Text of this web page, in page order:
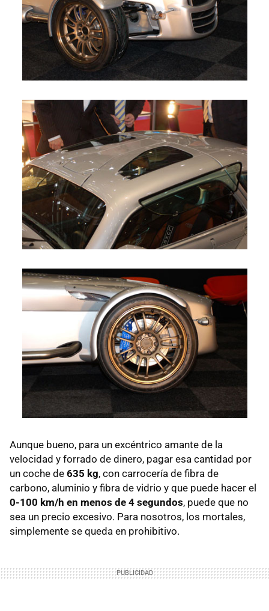
Aunque bueno, para un excéntrico amante de la
velocidad y forrado de dinero, pagar esa cantidad por
un coche de 635 kg, con carrocería de fibra de
carbono, aluminio y fibra de vidrio y que puede hacer el
0-100 km/h en menos de 4 segundos, puede que no
sea un precio excesivo. Para nosotros, los mortales,
simplemente se queda en prohibitivo.